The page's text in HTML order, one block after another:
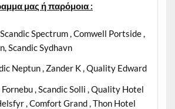
μας ή παρόμοια :
Spectrum , Comwell Portside ,
Scandic Sydhavn
Neptun , Zander K , Quality Edward
Fornebu , Scandic Solli , Quality Hotel
, Comfort Grand , Thon Hotel